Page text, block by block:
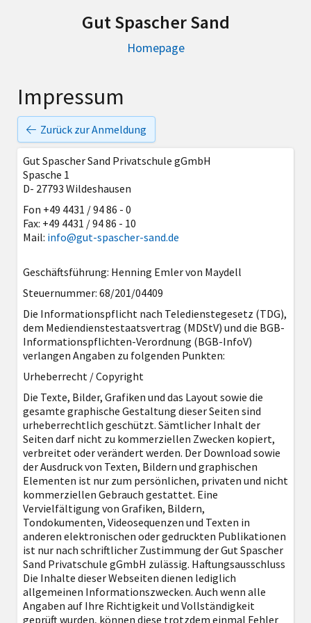
Gut Spascher Sand
Homepage
Impressum
Zurück zur Anmeldung
Gut Spascher Sand Privatschule gGmbH
Spasche 1
D- 27793 Wildeshausen
Fon +49 4431 / 94 86 - 0
Fax: +49 4431 / 94 86 - 10
Mail: info@gut-spascher-sand.de
Geschäftsführung: Henning Emler von Maydell
Steuernummer: 68/201/04409
Die Informationspflicht nach Teledienstegesetz (TDG),
dem Mediendienstestaatsvertrag (MDStV) und die BGB-
Informationspflichten-Verordnung (BGB-InfoV)
verlangen Angaben zu folgenden Punkten:
Urheberrecht / Copyright
Die Texte, Bilder, Grafiken und das Layout sowie die
gesamte graphische Gestaltung dieser Seiten sind
urheberrechtlich geschützt. Sämtlicher Inhalt der
Seiten darf nicht zu kommerziellen Zwecken kopiert,
verbreitet oder verändert werden. Der Download sowie
der Ausdruck von Texten, Bildern und graphischen
Elementen ist nur zum persönlichen, privaten und nicht
kommerziellen Gebrauch gestattet. Eine
Vervielfältigung von Grafiken, Bildern,
Tondokumenten, Videosequenzen und Texten in
anderen elektronischen oder gedruckten Publikationen
ist nur nach schriftlicher Zustimmung der Gut Spascher
Sand Privatschule gGmbH zulässig. Haftungsausschluss
Die Inhalte dieser Webseiten dienen lediglich
allgemeinen Informationszwecken. Auch wenn alle
Angaben auf Ihre Richtigkeit und Vollständigkeit
geprüft wurden, können diese trotzdem einmal Fehler